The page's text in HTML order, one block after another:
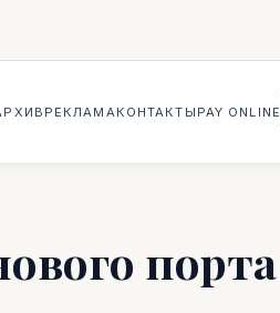
РЕКЛАМА КОНТАКТЫ PAY ONLINE
порта